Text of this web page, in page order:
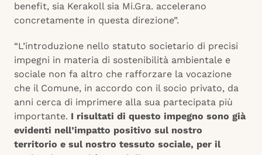
benefit, sia Kerakoll sia Mi.Gra. accelerano
concretamente in questa direzione”.
“L’introduzione nello statuto societario di precisi
impegni in materia di sostenibilità ambientale e
sociale non fa altro che rafforzare la vocazione
che il Comune, in accordo con il socio privato, da
anni cerca di imprimere alla sua partecipata più
importante. I risultati di questo impegno sono già
evidenti nell’impatto positivo sul nostro
territorio e sul nostro tessuto sociale, per il